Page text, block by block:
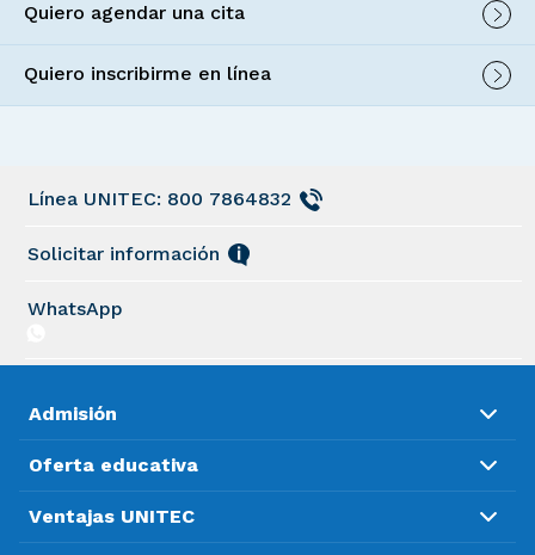
Quiero agendar una cita
Quiero inscribirme en línea
Línea UNITEC: 800 7864832
Solicitar información
WhatsApp
Admisión
Oferta educativa
Ventajas UNITEC